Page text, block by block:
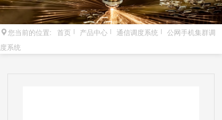
您当前的位置: 首页 产品中心 通信调度系统
公网手机集群调
度系统